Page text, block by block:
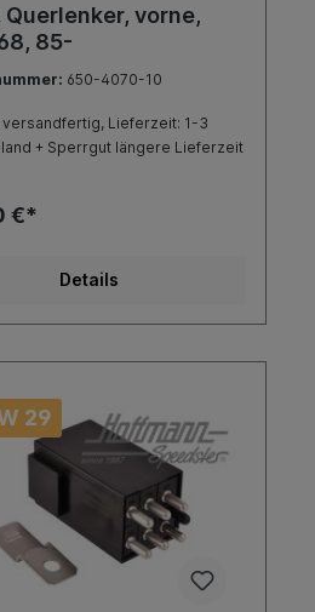
Querlenker, vorne,
85-
650-4070-10
Lieferzeit: 1-3
+ Sperrgut längere Lieferzeit
€*
Details
29